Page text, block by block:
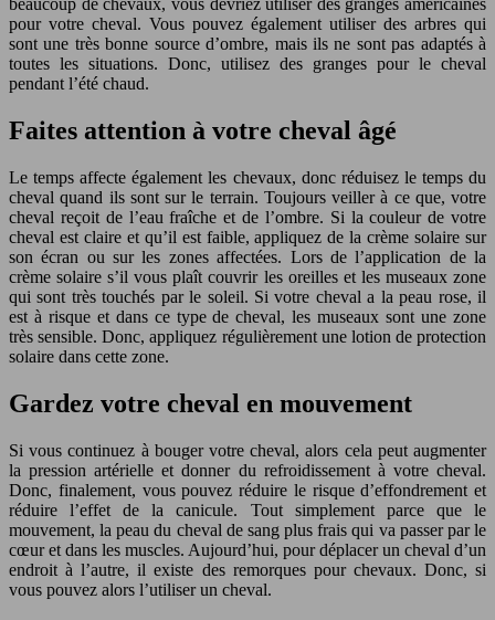
beaucoup de chevaux, vous devriez utiliser des granges américaines
pour votre cheval. Vous pouvez également utiliser des arbres qui
sont une très bonne source d’ombre, mais ils ne sont pas adaptés à
toutes les situations. Donc, utilisez des granges pour le cheval
pendant l’été chaud.
Faites attention à votre cheval âgé
Le temps affecte également les chevaux, donc réduisez le temps du
cheval quand ils sont sur le terrain. Toujours veiller à ce que, votre
cheval reçoit de l’eau fraîche et de l’ombre. Si la couleur de votre
cheval est claire et qu’il est faible, appliquez de la crème solaire sur
son écran ou sur les zones affectées. Lors de l’application de la
crème solaire s’il vous plaît couvrir les oreilles et les museaux zone
qui sont très touchés par le soleil. Si votre cheval a la peau rose, il
est à risque et dans ce type de cheval, les museaux sont une zone
très sensible. Donc, appliquez régulièrement une lotion de protection
solaire dans cette zone.
Gardez votre cheval en mouvement
Si vous continuez à bouger votre cheval, alors cela peut augmenter
la pression artérielle et donner du refroidissement à votre cheval.
Donc, finalement, vous pouvez réduire le risque d’effondrement et
réduire l’effet de la canicule. Tout simplement parce que le
mouvement, la peau du cheval de sang plus frais qui va passer par le
cœur et dans les muscles. Aujourd’hui, pour déplacer un cheval d’un
endroit à l’autre, il existe des remorques pour chevaux. Donc, si
vous pouvez alors l’utiliser un cheval.